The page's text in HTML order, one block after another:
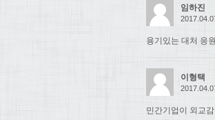
임하진
용기있는 대처 응
이형택
민간기업이 외교